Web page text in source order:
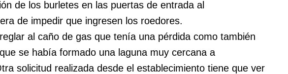
de los burletes en las puertas de entrada al
de impedir que ingresen los roedores.
al caño de gas que tenía una pérdida como también
se había formado una laguna muy cercana a
solicitud realizada desde el establecimiento tiene que ver